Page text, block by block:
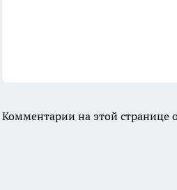
Комментарии на этой странице